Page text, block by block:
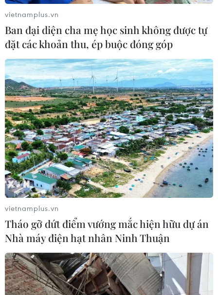
vietnamplus.vn
Ban đại diện cha mẹ học sinh không được tự
đặt các khoản thu, ép buộc đóng góp
vietnamplus.vn
Tháo gỡ dứt điểm vướng mắc hiện hữu dự án
Nhà máy điện hạt nhân Ninh Thuận